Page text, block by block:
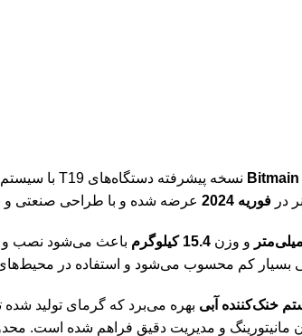
نسخه پیشرفته دستگاه‌های T19 با سیستم
در فوریه 2024 عرضه شده و با طراحی صنعتی و
و وزن 15.4 کیلوگرم باعث می‌شود نصب و
بسیار کم محسوب می‌شود و استفاده در
خنک‌کننده آبی بهره می‌برد که گرمای تولید
مانیتورینگ و مدیریت دقیق فراهم شده است.